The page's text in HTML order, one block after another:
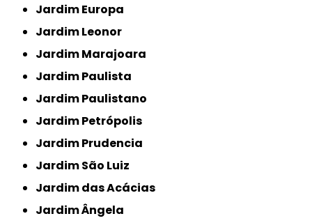
Jardim Europa
Jardim Leonor
Jardim Marajoara
Jardim Paulista
Jardim Paulistano
Jardim Petrópolis
Jardim Prudencia
Jardim São Luiz
Jardim das Acácias
Jardim Ângela